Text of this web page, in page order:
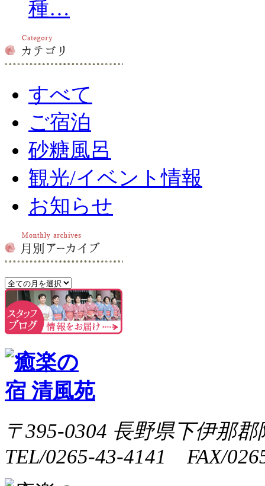
種…
すべて
ご宿泊
砂糖風呂
観光/イベント情報
お知らせ
〒395-0304 長野県下伊那
TEL/0265-43-4141 FAX/